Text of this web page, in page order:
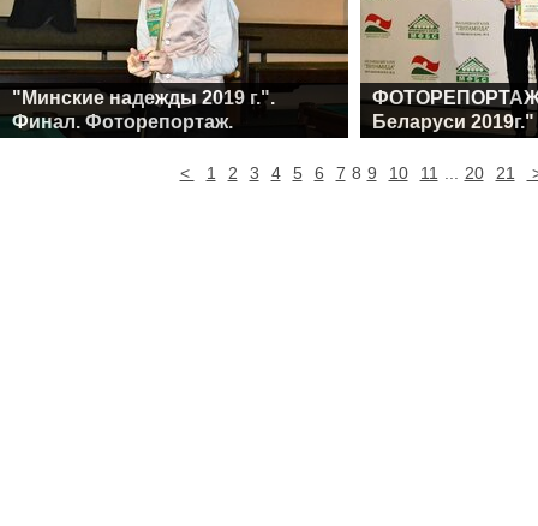
"Минские надежды 2019 г.".
Финал. Фоторепортаж.
Беларуси 2019г."
< 1 2 3 4 5 6 7 8 9 10 11 20 21